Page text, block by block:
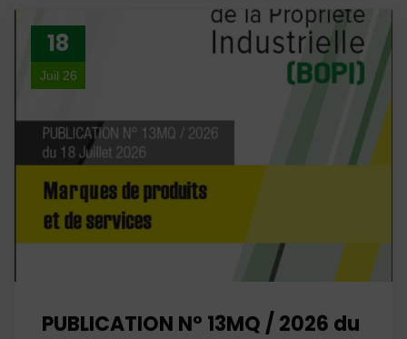
18
Juil 26
PUBLICATION N° 13MQ / 2026 du